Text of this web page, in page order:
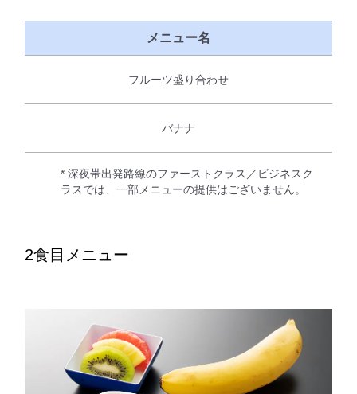
メニュー名
フルーツ盛り合わせ
バナナ
* 深夜帯出発路線のファーストクラス／ビジネスク
ラスでは、一部メニューの提供はございません。
2食目メニュー